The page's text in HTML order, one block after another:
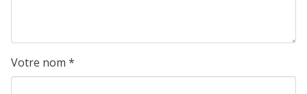
Votre nom *